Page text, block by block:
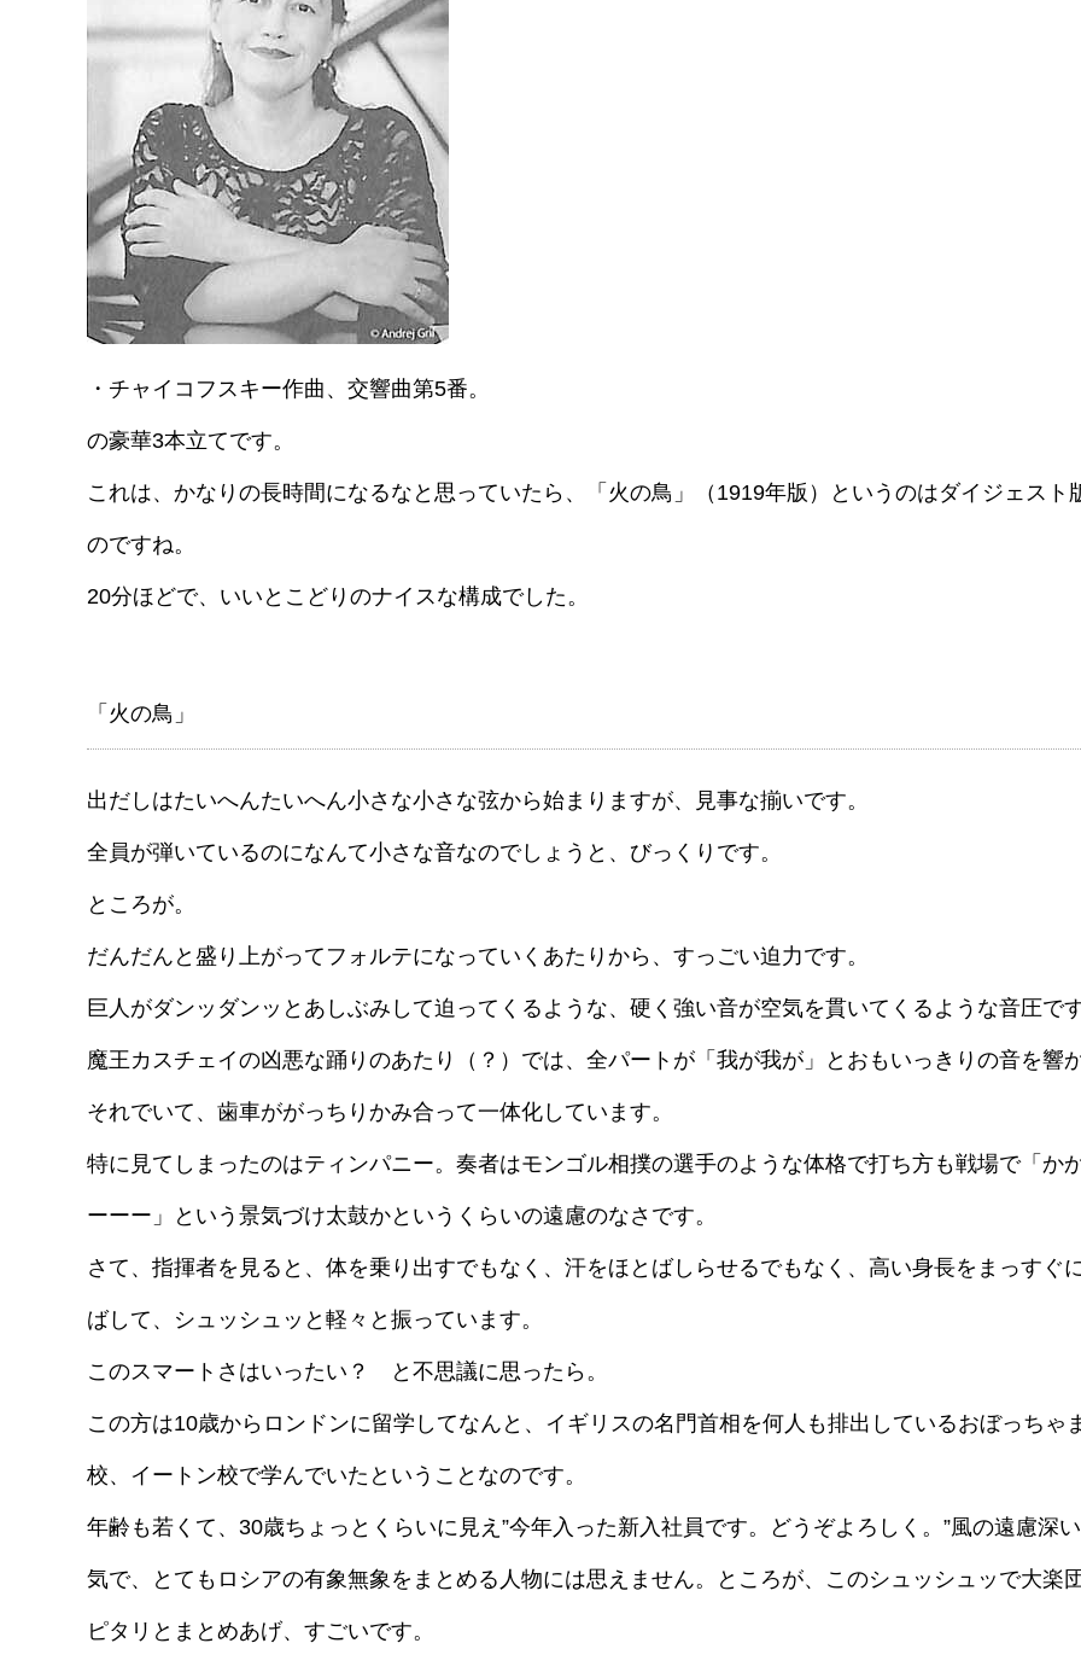
・チャイコフスキー作曲、交響曲第5番。
の豪華3本立てです。
これは、かなりの長時間になるなと思っていたら、「火の鳥」（1919年版）というのはダイジェスト
のですね。
20分ほどで、いいとこどりのナイスな構成でした。
「火の鳥」
出だしはたいへんたいへん小さな小さな弦から始まりますが、見事な揃いです。
全員が弾いているのになんて小さな音なのでしょうと、びっくりです。
ところが。
だんだんと盛り上がってフォルテになっていくあたりから、すっごい迫力です。
巨人がダンッダンッとあしぶみして迫ってくるような、硬く強い音が空気を貫いてくるような音圧で
魔王カスチェイの凶悪な踊りのあたり（？）では、全パートが「我が我が」とおもいっきりの音を響
それでいて、歯車ががっちりかみ合って一体化しています。
特に見てしまったのはティンパニー。奏者はモンゴル相撲の選手のような体格で打ち方も戦場で「か
ーーー」という景気づけ太鼓かというくらいの遠慮のなさです。
さて、指揮者を見ると、体を乗り出すでもなく、汗をほとばしらせるでもなく、高い身長をまっすぐ
ばして、シュッシュッと軽々と振っています。
このスマートさはいったい？ と不思議に思ったら。
この方は10歳からロンドンに留学してなんと、イギリスの名門首相を何人も排出しているおぼっちゃ
校、イートン校で学んでいたということなのです。
年齢も若くて、30歳ちょっとくらいに見え”今年入った新入社員です。どうぞよろしく。”風の遠慮深
気で、とてもロシアの有象無象をまとめる人物には思えません。ところが、このシュッシュッで大楽
ピタリとまとめあげ、すごいです。